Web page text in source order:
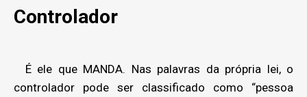
Controlador
É ele que MANDA. Nas palavras da própria lei, o
controlador pode ser classificado como “pessoa